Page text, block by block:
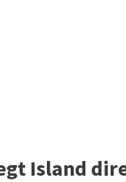
Island